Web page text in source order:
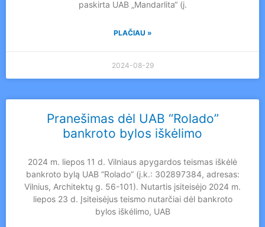
paskirta UAB „Mandarlita“ (į.
PLAČIAU »
2024-08-29
Pranešimas dėl UAB “Rolado”
bankroto bylos iškėlimo
2024 m. liepos 11 d. Vilniaus apygardos teismas iškėlė
bankroto bylą UAB “Rolado” (į.k.: 302897384, adresas:
Vilnius, Architektų g. 56-101). Nutartis įsiteisėjo 2024 m.
liepos 23 d. Įsiteisėjus teismo nutarčiai dėl bankroto
bylos iškėlimo, UAB